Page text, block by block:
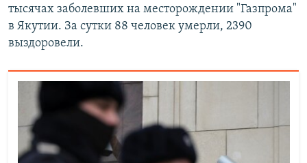
тысячах заболевших на месторождении "Газпрома"
в Якутии. За сутки 88 человек умерли, 2390
выздоровели.